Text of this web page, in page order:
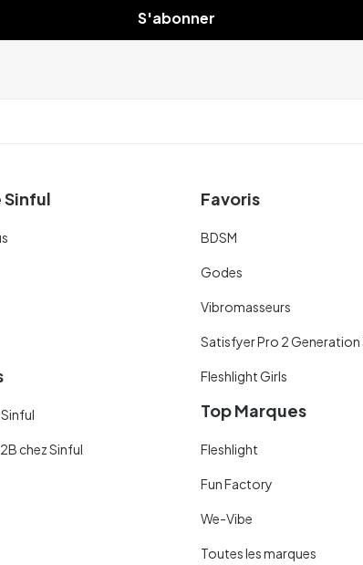
S'abonner
Sinful
chez Sinful
Favoris
BDSM
Godes
Vibromasseurs
Satisfyer Pro 2 Generation
Fleshlight Girls
Top Marques
Fleshlight
Fun Factory
We-Vibe
Toutes les marques